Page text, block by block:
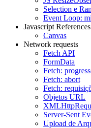
Selection e
Event Loop:
Javascript References
Canvas
Network requests
Fetch API
FormData
Fetch:
Fetch: abort
Fetch:
Objetos URL
Server-Sent
Upload de